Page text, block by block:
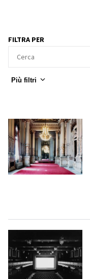
FILTRA PER
Più filtri